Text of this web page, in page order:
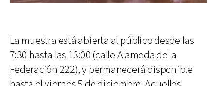
La muestra está abierta al público desde las
7:30 hasta las 13:00 (calle Alameda de la
Federación 222), y permanecerá disponible